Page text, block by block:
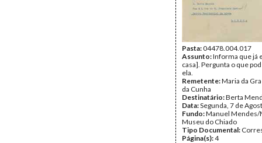
Pasta:04478.004.017
Assunto:Informa que já
casa]. Pergunta o que
ela.
Remetente:Maria da
da Cunha
Destinatário:Berta
Data:Segunda, 7 de
Fundo:Manuel Mendes/
Museu do Chiado
Tipo Documental:
Página(s):4